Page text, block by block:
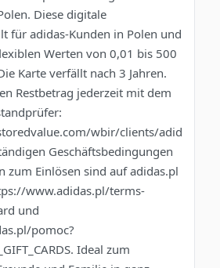
Diese digitale
für adidas-Kunden in Polen und
Werten von 0,01 bis 500
Karte verfällt nach 3 Jahren.
Restbetrag jederzeit mit dem
wbir/clients/adidas?
Geschäftsbedingungen
zum Einlösen sind auf adidas.pl
www.adidas.pl/terms-
und
pomoc?
Ideal zum